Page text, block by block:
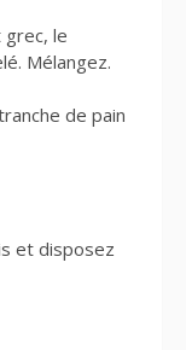
le
Mélangez.
de pain
et disposez